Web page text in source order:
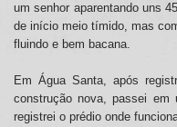
um senhor aparentando uns
de início meio tímido, mas
fluindo e bem bacana.
Em Água Santa, após
construção nova, passei em
registrei o prédio onde